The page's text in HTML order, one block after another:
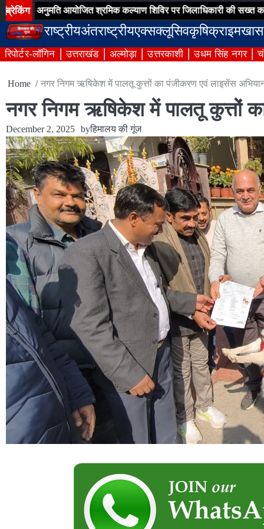
Skip
to
content
ब्रेकिंगआयोजित श्रमिक कल्याण शिविर पर जिलाधिकारी की सख्त कार्यवाही
राष्ट्रीयअंतराष्ट्रीयएक्सक्लूसिवकृषिक्राइम
रिपोर्टर-लॉगिन उत्तराखंड अल्मोड़ा उत्तरकाशी उधम सिंह नगर
Home नगर निगम ऋषिकेश में पालतू कुत्तों का पंजीकरण एवं लाइसेंस
नगर निगम ऋषिकेश में पालतू कुत्तों
December 2, 2025 byहिमालय की गूंज